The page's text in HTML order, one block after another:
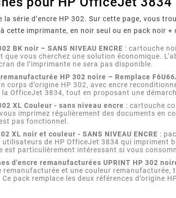
série d’encre HP 302. Sur cette page, vous
cette imprimante, en noir seul ou en pack noir
BK noir – SANS NIVEAU ENCRE : cartouche
vous cherchez une solution économique.
de l’imprimante ne sera pas disponible.
HP 302 noire – Remplace
corps d’origine HP 302, avec encre
la OfficeJet 3834, tout en proposant une
XL Couleur - sans niveau encre : cartouche
imprimez régulièrement des documents en
pas fonctionnel.
XL noir et couleur - SANS NIVEAU ENCRE :
de HP OfficeJet 3834 qui impriment
est particulièrement intéressant si vous
d'encre remanufacturées UPRINT HP 302
remanufacturée et une couleur
pack remplace les deux références d’origine